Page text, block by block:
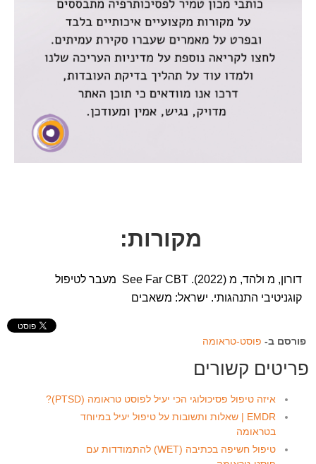
מקורות:
דורון, מ ולהד, מ (2022). See Far CBT מעבר לטיפול
קוגניטיבי התנהגותי. ישראל: משאבים
פורסם ב- פוסט-טראומה
פריטים קשורים
איזה טיפול פסיכולוגי הכי יעיל לפוסט טראומה (PTSD)?
EMDR | שאלות ותשובות על טיפול יעיל במיוחד
בטראומה
טיפול חשיפה בכתיבה (WET) להתמודדות עם